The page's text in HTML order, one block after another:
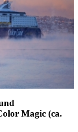
Magic (ca.